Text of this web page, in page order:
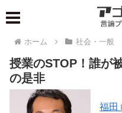
ホーム 社会・一般
授業のSTOP！誰が
の是非
福田